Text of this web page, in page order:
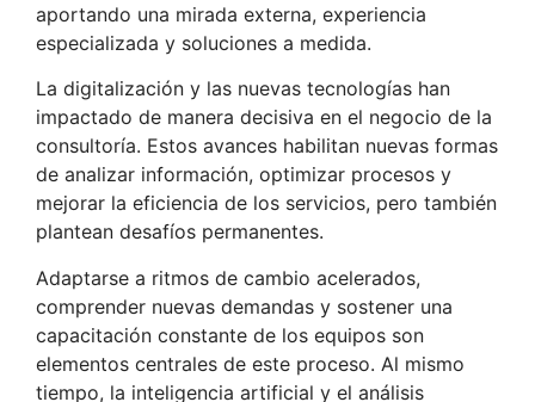
aportando una mirada externa, experiencia
especializada y soluciones a medida.
La digitalización y las nuevas tecnologías han
impactado de manera decisiva en el negocio de la
consultoría. Estos avances habilitan nuevas formas
de analizar información, optimizar procesos y
mejorar la eficiencia de los servicios, pero también
plantean desafíos permanentes.
Adaptarse a ritmos de cambio acelerados,
comprender nuevas demandas y sostener una
capacitación constante de los equipos son
elementos centrales de este proceso. Al mismo
tiempo, la inteligencia artificial y el análisis